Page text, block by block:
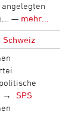
— mehr...
Schweiz
politische
SPS